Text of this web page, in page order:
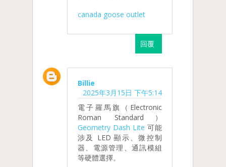
canada goose outlet
回覆
Billie
2025年3月15日 下午5:14
電子羅馬旗（Electronic
Roman Standard）
Geometry Dash Lite 可能
涉及 LED 顯示、微控制
器、電源管理、通訊模組
等硬體選擇。